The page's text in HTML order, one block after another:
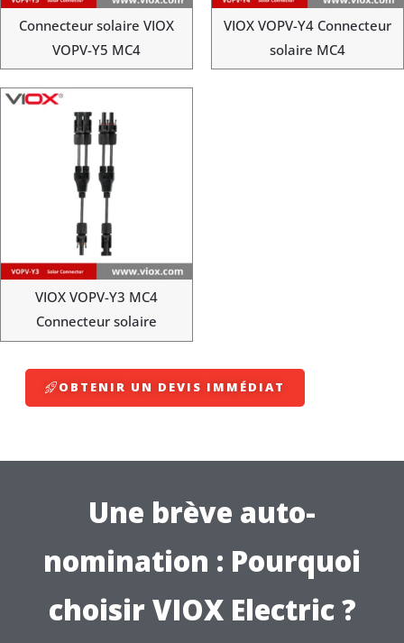
Connecteur solaire VIOX
VOPV-Y5 MC4
VIOX VOPV-Y4 Connecteur
solaire MC4
VIOX VOPV-Y3 MC4
Connecteur solaire
OBTENIR UN DEVIS IMMÉDIAT
Une brève auto-
nomination : Pourquoi
choisir VIOX Electric ?